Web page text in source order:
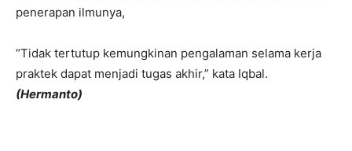
penerapan ilmunya,
“Tidak tertutup kemungkinan pengalaman selama kerja
praktek dapat menjadi tugas akhir,” kata Iqbal.
(Hermanto)